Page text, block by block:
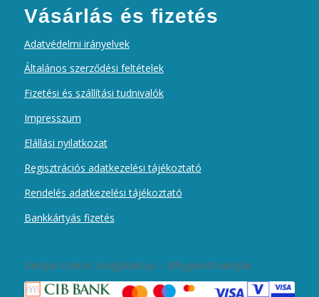
Vásárlás és fizetés
Adatvédelmi irányelvek
Általános szerződési feltételek
Fizetési és szállítási tudnivalók
Impresszum
Elállási nyilatkozat
Regisztrációs adatkezelési tájékoztató
Rendelés adatkezelési tájékoztató
Bankkártyás fizetés
Kártyás fizetés szolgáltatója – Elfogadott kártyák